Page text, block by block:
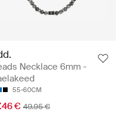
Necklace 6mm -
55-60CM
€ 49.95 €